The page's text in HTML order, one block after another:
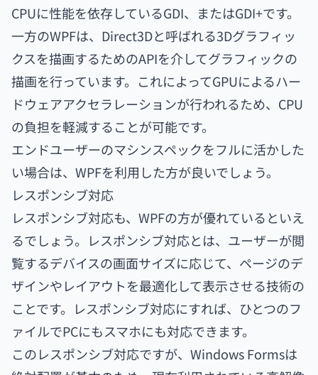
CPUに性能を依存しているGDI、またはGDI+です。
一方のWPFは、Direct3Dと呼ばれる3Dグラフィッ
クスを描画するためのAPIを介してグラフィックの
描画を行っています。これによってGPUによるハー
ドウェアアクセラレーションが行われるため、CPU
の負担を軽減することが可能です。
エンドユーザーのマシンスペックをフルに活かした
い場合は、WPFを利用した方が良いでしょう。
レスポンシブ対応
レスポンシブ対応も、WPFの方が優れているといえ
るでしょう。レスポンシブ対応とは、ユーザーが閲
覧するデバイスの画面サイズに応じて、ページのデ
ザインやレイアウトを最適化して表示させる技術の
ことです。レスポンシブ対応にすれば、ひとつのフ
ァイルでPCにもスマホにも対応できます。
このレスポンシブ対応ですが、Windows Formsは